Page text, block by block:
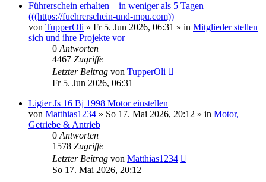
Führerschein erhalten – in weniger als 5 Tagen
(((https://fuehrerschein-und-mpu.com))
von TupperOli » Fr 5. Jun 2026, 06:31 » in Mitglieder stellen
sich und ihre Projekte vor
0Antworten
4467 Zugriffe
Letzter Beitrag von TupperOli
Fr 5. Jun 2026, 06:31
Ligier Js 16 Bj 1998 Motor einstellen
von Matthias1234 » So 17. Mai 2026, 20:12 » in Motor,
Getriebe & Antrieb
0Antworten
1578 Zugriffe
Letzter Beitrag von Matthias1234
So 17. Mai 2026, 20:12